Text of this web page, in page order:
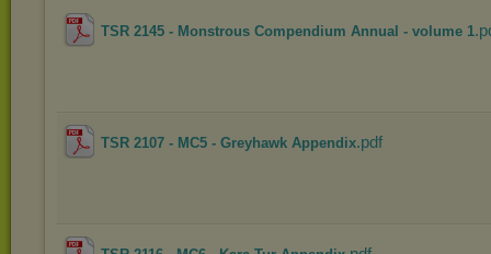
TSR 2145 - Monstrous Compendium Annual - volume 1
TSR 2107 - MC5 - Greyhawk Appendix.pdf